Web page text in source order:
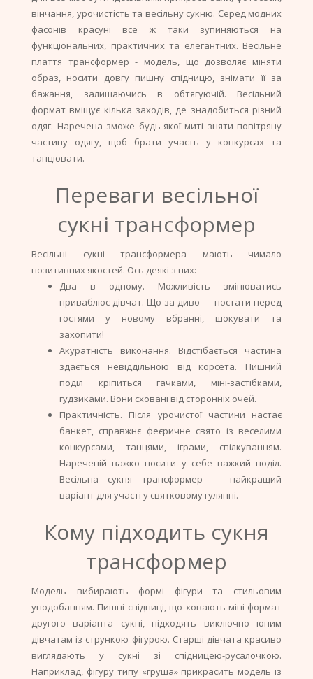
вінчання, урочистість та весільну сукню. Серед модних
фасонів красуні все ж таки зупиняються на
функціональних, практичних та елегантних. Весільне
плаття трансформер - модель, що дозволяє міняти
образ, носити довгу пишну спідницю, знімати її за
бажання, залишаючись в обтягуючій. Весільний
формат вміщує кілька заходів, де знадобиться різний
одяг. Наречена зможе будь-якої миті зняти повітряну
частину одягу, щоб брати участь у конкурсах та
танцювати.
Переваги весільної
сукні трансформер
Весільні сукні трансформера мають чимало
позитивних якостей. Ось деякі з них:
Два в одному. Можливість змінюватись
приваблює дівчат. Що за диво — постати перед
гостями у новому вбранні, шокувати та
захопити!
Акуратність виконання. Відстібається частина
здається невіддільною від корсета. Пишний
поділ кріпиться гачками, міні-застібками,
гудзиками. Вони сховані від сторонніх очей.
Практичність. Після урочистої частини настає
банкет, справжнє феєричне свято із веселими
конкурсами, танцями, іграми, спілкуванням.
Нареченій важко носити у себе важкий поділ.
Весільна сукня трансформер — найкращий
варіант для участі у святковому гулянні.
Кому підходить сукня
трансформер
Модель вибирають формі фігури та стильовим
уподобанням. Пишні спідниці, що ховають міні-формат
другого варіанта сукні, підходять виключно юним
дівчатам із стрункою фігурою. Старші дівчата красиво
виглядають у сукні зі спідницею-русалочкою.
Наприклад, фігуру типу «груша» прикрасить модель із